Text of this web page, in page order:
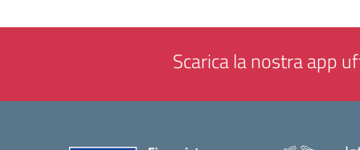
Scarica la nostra app